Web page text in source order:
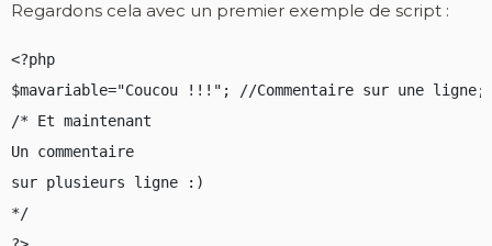
Regardons cela avec un premier exemple de script :
<?php
$mavariable="Coucou !!!"; //Commentaire sur une ligne;
/* Et maintenant
Un commentaire
sur plusieurs ligne :)
*/